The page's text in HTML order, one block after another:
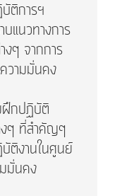
ติการฯ
บแนวทางการ
งๆ จากการ
วามมั่นคง
ฝึกปฏิบัติ
ๆ ที่สำคัญๆ
ติงานในศูนย์
มั่นคง